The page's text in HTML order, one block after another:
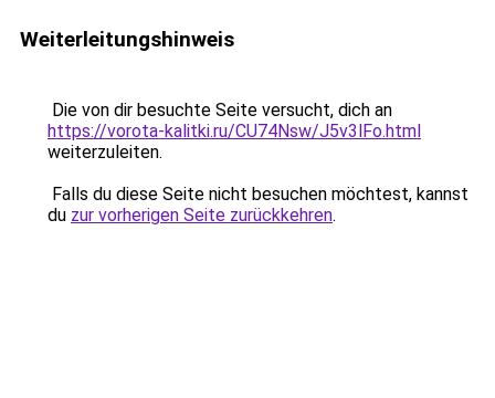
Weiterleitungshinweis
Die von dir besuchte Seite versucht, dich an
https://vorota-kalitki.ru/CU74Nsw/J5v3lFo.html
weiterzuleiten.
Falls du diese Seite nicht besuchen möchtest, kannst
du zur vorherigen Seite zurückkehren.